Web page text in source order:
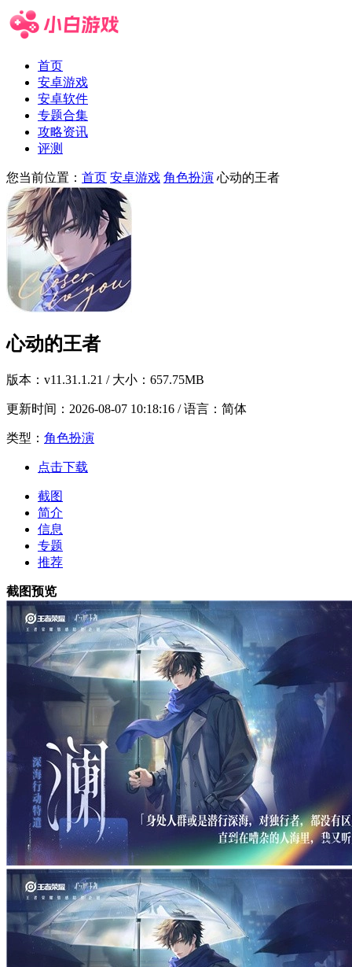
首页
安卓游戏
安卓软件
专题合集
攻略资讯
评测
您当前位置： 首页 安卓游戏 角色扮演 心动的王者
心动的王者
版本： v11.31.1.21 / 大小：657.75MB
更新时间： 2026-08-07 10:18:16 / 语言：简体
类型： 角色扮演
点击下载
截图
简介
信息
专题
推荐
截图预览